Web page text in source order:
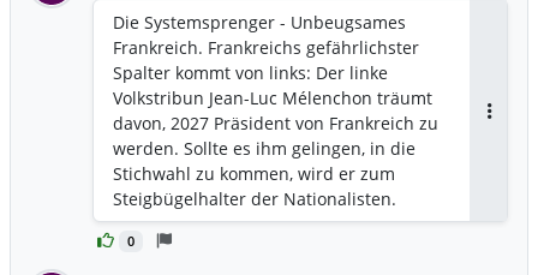
0
Die Systemsprenger - Unbeugsames
Frankreich. Frankreichs gefährlichster
Spalter kommt von links: Der linke
Volkstribun Jean-Luc Mélenchon träumt
davon, 2027 Präsident von Frankreich zu
werden. Sollte es ihm gelingen, in die
Stichwahl zu kommen, wird er zum
Steigbügelhalter der Nationalisten.
https://www.nzz.ch/meinung/frankreichs
-gefaehrlichster-spalter-kommt-von-